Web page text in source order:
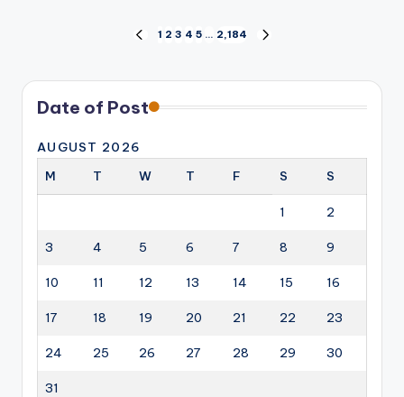
pagination
PREVIOUS
1 2 3 4 5 … 2,184
Date of Post
AUGUST 2026
M
T W T F S S
1 2
3 4 5 6 7 8 9
10 11 12 13 14 15 16
17 18 19 20 21 22 23
24 25 26 27 28 29 30
31